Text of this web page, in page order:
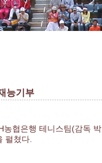
능기부
협은행 테니스팀(감독
펼쳤다.